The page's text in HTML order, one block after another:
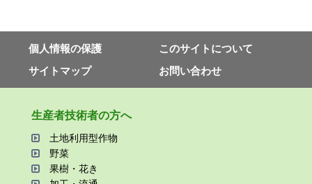
個⼈情報の保護
このサイトについて
サイトマップ
お問い合わせ
⽣産者技術者の⽅へ
⼟地利⽤型作物
野菜
果樹・花き